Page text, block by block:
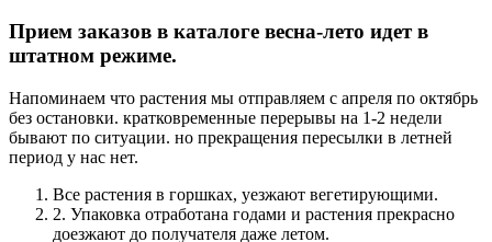
Прием заказов в каталоге весна-лето идет в
штатном режиме.
Напоминаем что растения мы отправляем с апреля по октябрь
без остановки. кратковременные перерывы на 1-2 недели
бывают по ситуации. но прекращения пересылки в летней
период у нас нет.
Все растения в горшках, уезжают вегетирующими.
2. Упаковка отработана годами и растения прекрасно
доезжают до получателя даже летом.